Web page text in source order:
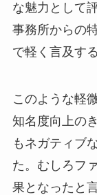
な魅力として
事務所からの
で軽く言及す
このような軽
知名度向上の
もネガティブ
た。むしろフ
果となったと